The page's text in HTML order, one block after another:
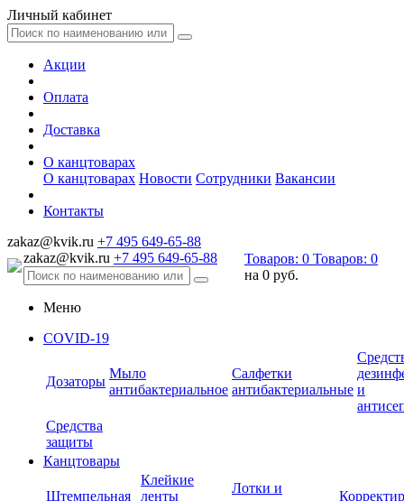
Личный кабинет
Акции
Оплата
Доставка
О канцтоварах
О канцтоварах Новости Сотрудники Вакансии
Контакты
zakaz@kvik.ru +7 495 649-65-88
zakaz@kvik.ru +7 495 649-65-88 Товаров: 0 Товаров: 0
на 0 руб.
Меню
COVID-19
Дозаторы
Мыло
антибактериальное
Салфетки
антибактериальные и
Средства
защиты
Канцтовары
Штемпельная
Клейкие
ленты
Лотки и